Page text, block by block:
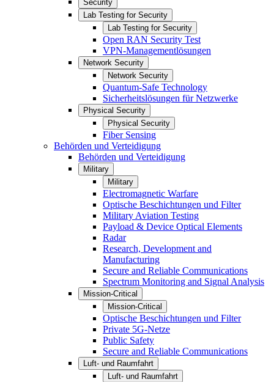
Security
Lab Testing for Security
Lab Testing for Security
Open RAN Security Test
VPN-Managementlösungen
Network Security
Network Security
Quantum-Safe Technology
Sicherheitslösungen für Netzwerke
Physical Security
Physical Security
Fiber Sensing
Behörden und Verteidigung
Behörden und Verteidigung
Military
Military
Electromagnetic Warfare
Optische Beschichtungen und Filter
Military Aviation Testing
Payload & Device Optical Elements
Radar
Research, Development and
Manufacturing
Secure and Reliable Communications
Spectrum Monitoring and Signal Analysis
Mission-Critical
Mission-Critical
Optische Beschichtungen und Filter
Private 5G-Netze
Public Safety
Secure and Reliable Communications
Luft- und Raumfahrt
Luft- und Raumfahrt